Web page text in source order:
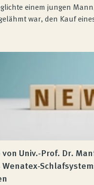
einem jungen
war, den Kauf
von Univ.-Prof. Dr.